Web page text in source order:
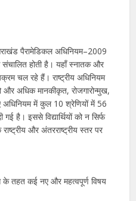
पैरामेडिकल अधिनियम–2009
होती है। यहाँ स्नातक और
चल रहे हैं। राष्ट्रीय अधिनियम
और अधिक मानकीकृत, रोजगारोन्मुख,
अधिनियम में कुल 10 श्रेणियों में 56
है। इससे विद्यार्थियों को न सिर्फ
और अंतरराष्ट्रीय स्तर पर
के तहत कई नए और महत्वपूर्ण विषय